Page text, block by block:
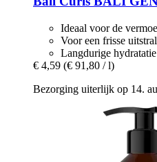
Ideaal voor de
Voor een frisse
Langdurige hydratatie
€ 4,59 (€ 91,80 / l)
Bezorging uiterlijk op 14.